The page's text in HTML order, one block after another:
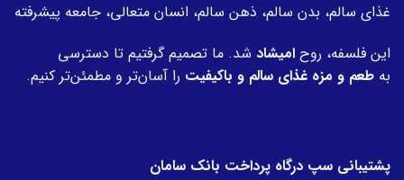
غذای سالم، بدن سالم، ذهن سالم، انسان متعالی، جامعه پیشرفته
این فلسفه، روح امیشاد شد. ما تصمیم گرفتیم تا دسترسی
به طعم و مزه غذای سالم و باکیفیت را آسان‌تر و مطمئن‌تر کنیم.
پشتیبانی سپ درگاه پرداخت بانک سامان